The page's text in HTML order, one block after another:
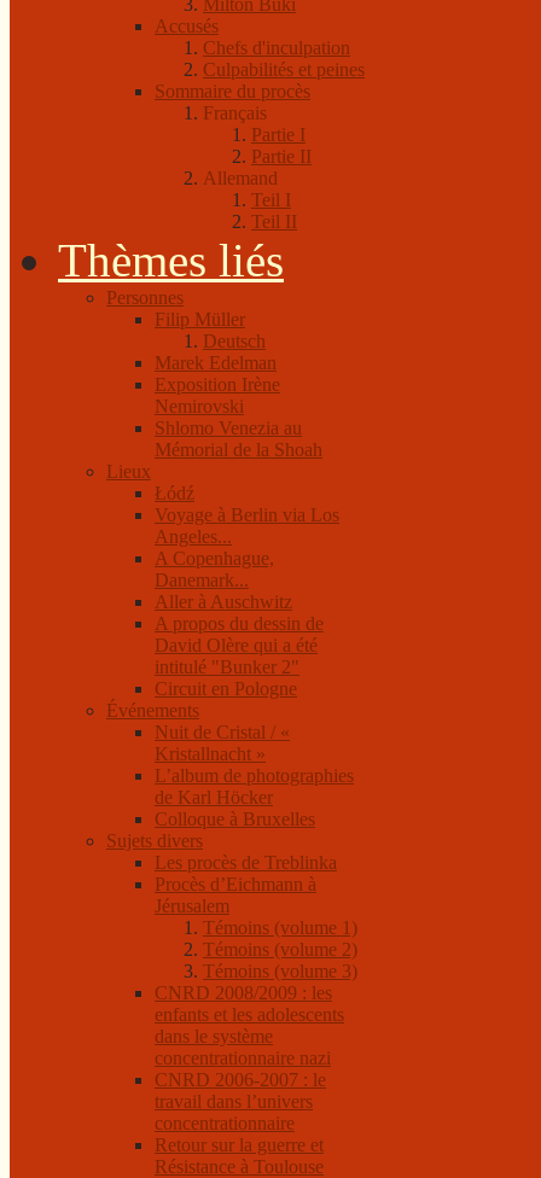
Milton Buki
Accusés
Chefs d'inculpation
Culpabilités et peines
Sommaire du procès
Français
Partie I
Partie II
Allemand
Teil I
Teil II
Thèmes liés
Personnes
Filip Müller
Deutsch
Marek Edelman
Exposition Irène
Nemirovski
Shlomo Venezia au
Mémorial de la Shoah
Lieux
Łódź
Voyage à Berlin via Los
Angeles...
A Copenhague,
Danemark...
Aller à Auschwitz
A propos du dessin de
David Olère qui a été
intitulé "Bunker 2"
Circuit en Pologne
Événements
Nuit de Cristal / «
Kristallnacht »
L’album de photographies
de Karl Höcker
Colloque à Bruxelles
Sujets divers
Les procès de Treblinka
Procès d’Eichmann à
Jérusalem
Témoins (volume 1)
Témoins (volume 2)
Témoins (volume 3)
CNRD 2008/2009 : les
enfants et les adolescents
dans le système
concentrationnaire nazi
CNRD 2006-2007 : le
travail dans l’univers
concentrationnaire
Retour sur la guerre et
Résistance à Toulouse